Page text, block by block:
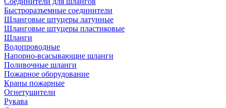
Быстроразъемные соединители
Шланговые штуцеры латунные
Шланговые штуцеры пластиковые
Шланги
Водопроводные
Напорно-всасывающие шланги
Поливочные шланги
Пожарное оборудование
Краны пожарные
Огнетушители
Рукава